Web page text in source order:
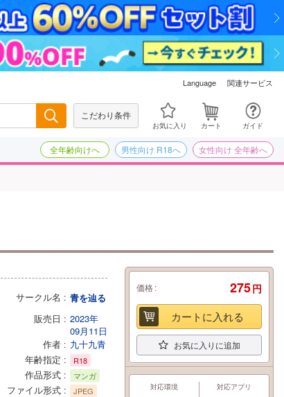
Language 関連サービス
こだわり条件
お気に入り カート ガイド
全年齢向けへ 男性向け R18へ 女性向け 全年齢へ
サークル名
青を辿る
販売日
2023年
09月11日
作者
九十九青
年齢指定
R18
作品形式 マンガ
ファイル形式
JPEG
価格 275円
カートに入れる
お気に入りに追加
対応環境 対応アプリ